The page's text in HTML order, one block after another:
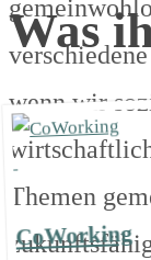
wenn wir
Themen
Was
CoWorking